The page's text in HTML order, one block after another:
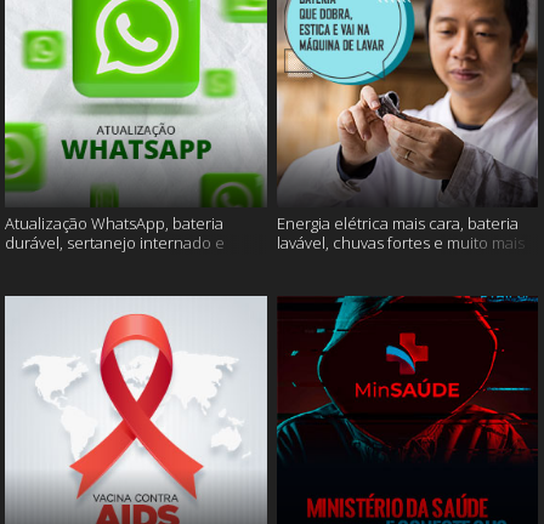
Atualização WhatsApp, bateria
durável, sertanejo internado e
Energia elétrica mais cara, bateria
lavável, chuvas fortes e muito mais